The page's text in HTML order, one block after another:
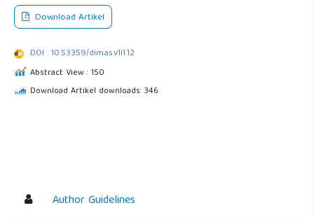
Download Artikel
DOI : 10.53359/dimas.v1i1.12
Abstract View : 150
Download Artikel downloads: 346
Author Guidelines